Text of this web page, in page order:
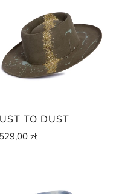
TO DUST
zł